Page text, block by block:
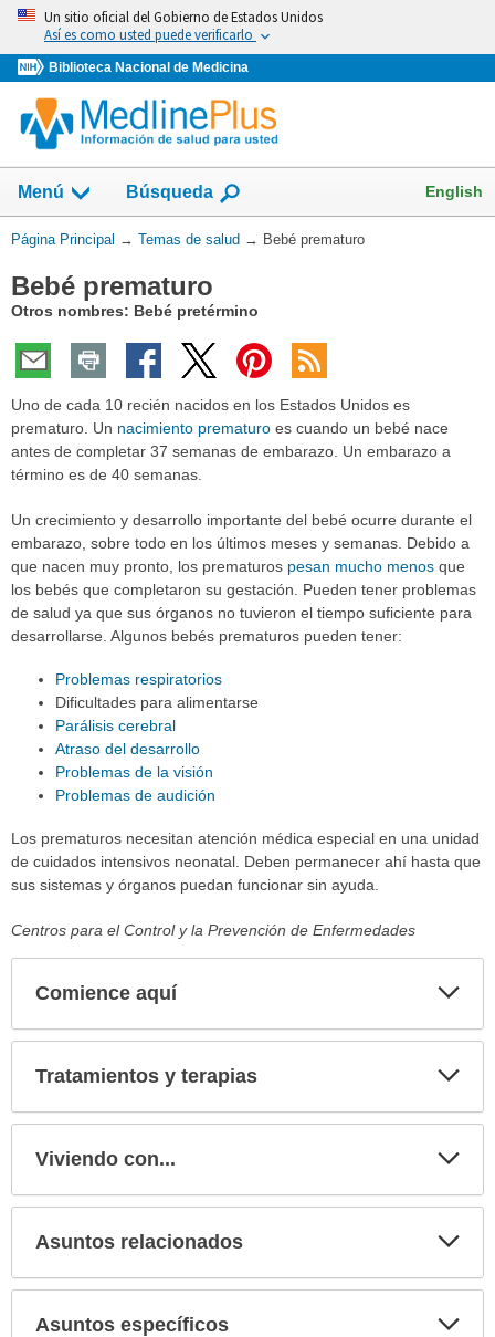
Omita
vaya
al
Contenido
Un sitio oficial del Gobierno de Estados Unidos
Así es como usted puede verificarlo
Biblioteca Nacional de Medicina
Menú
Mostrar
campo
de
Búsqueda English
Usted
aquí:
Página Principal → Temas de salud → Bebé prematuro
Bebé prematuro
Otros nombres: Bebé pretérmino
Uno de cada 10 recién nacidos en los Estados Unidos es
prematuro. Un nacimiento prematuro es cuando un bebé nace
antes de completar 37 semanas de embarazo. Un embarazo a
término es de 40 semanas.
Un crecimiento y desarrollo importante del bebé ocurre durante el
embarazo, sobre todo en los últimos meses y semanas. Debido a
que nacen muy pronto, los prematuros pesan mucho menos que
los bebés que completaron su gestación. Pueden tener problemas
de salud ya que sus órganos no tuvieron el tiempo suficiente para
desarrollarse. Algunos bebés prematuros pueden tener:
Problemas respiratorios
Dificultades para alimentarse
Parálisis cerebral
Atraso del desarrollo
Problemas de la visión
Problemas de audición
Los prematuros necesitan atención médica especial en una unidad
de cuidados intensivos neonatal. Deben permanecer ahí hasta que
sus sistemas y órganos puedan funcionar sin ayuda.
Centros para el Control y la Prevención de Enfermedades
Comience aquí
Tratamientos y terapias
Viviendo con...
Asuntos relacionados
Asuntos específicos